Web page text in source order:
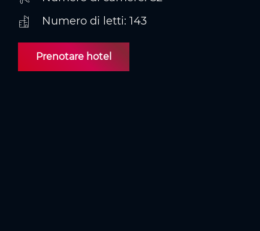
Numero di letti: 143
Prenotare hotel